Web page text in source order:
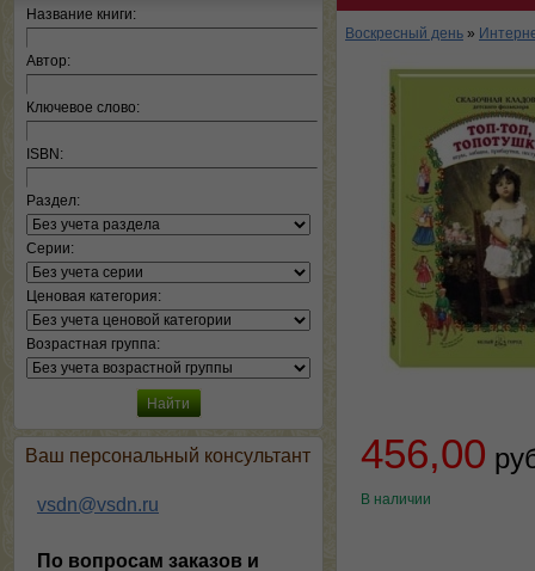
Название книги:
Автор:
Ключевое слово:
ISBN:
Раздел:
Серии:
Ценовая категория:
Возрастная группа:
Ваш персональный консультант
vsdn@vsdn.ru
По вопросам заказов и
Воскресный день »
456,00
В наличии